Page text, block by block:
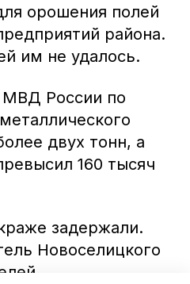
орошения полей
района.
им не удалось.
МВД России по
двух тонн, а
160 тысяч
задержали.
Новоселицкого